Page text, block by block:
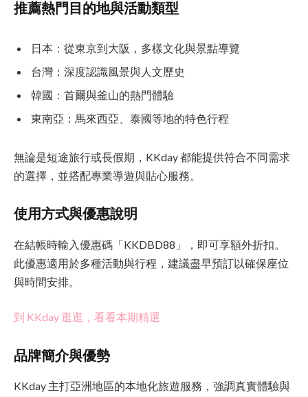
推薦熱門目的地與活動類型
日本：從東京到大阪，多樣文化與景點導覽
台灣：深度認識風景與人文歷史
韓國：首爾與釜山的熱門體驗
東南亞：馬來西亞、泰國等地的特色行程
無論是短途旅行或長假期，KKday 都能提供符合不同需求
的選擇，並搭配專業導遊與貼心服務。
使用方式與優惠說明
在結帳時輸入優惠碼「KKDBD88」，即可享額外折扣。
此優惠適用於多種活動與行程，建議盡早預訂以確保座位
與時間安排。
到 KKday 逛逛，看看本期精選
品牌簡介與優勢
KKday 主打亞洲地區的本地化旅遊服務，強調真實體驗與